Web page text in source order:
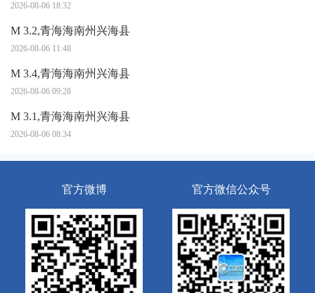
2026-08-06 18:32
M 3.2,青海海南州兴海县
2026-08-06 11:48
M 3.4,青海海南州兴海县
2026-08-06 09:28
M 3.1,青海海南州兴海县
2026-08-06 08:34
官方微博 官方微信公众号